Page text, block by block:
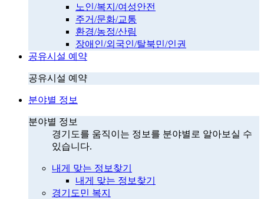
노인/복지/여성안전
주거/문화/교통
환경/농정/산림
장애인/외국인/탈북민/인권
공유시설 예약
공유시설 예약
분야별 정보
분야별 정보
경기도를 움직이는 정보를 분야별로 알아보실 수
있습니다.
내게 맞는 정보찾기
내게 맞는 정보찾기
경기도민 복지